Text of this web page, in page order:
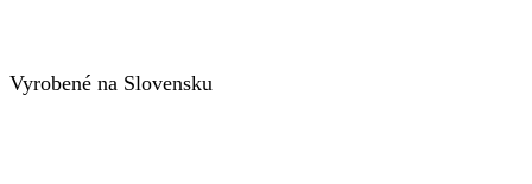
Vyrobené na Slovensku